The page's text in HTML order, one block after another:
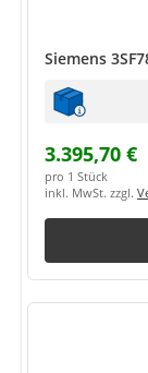
Siemens
3.395,70 €
pro 1 Stück
inkl. MwSt. zzgl.